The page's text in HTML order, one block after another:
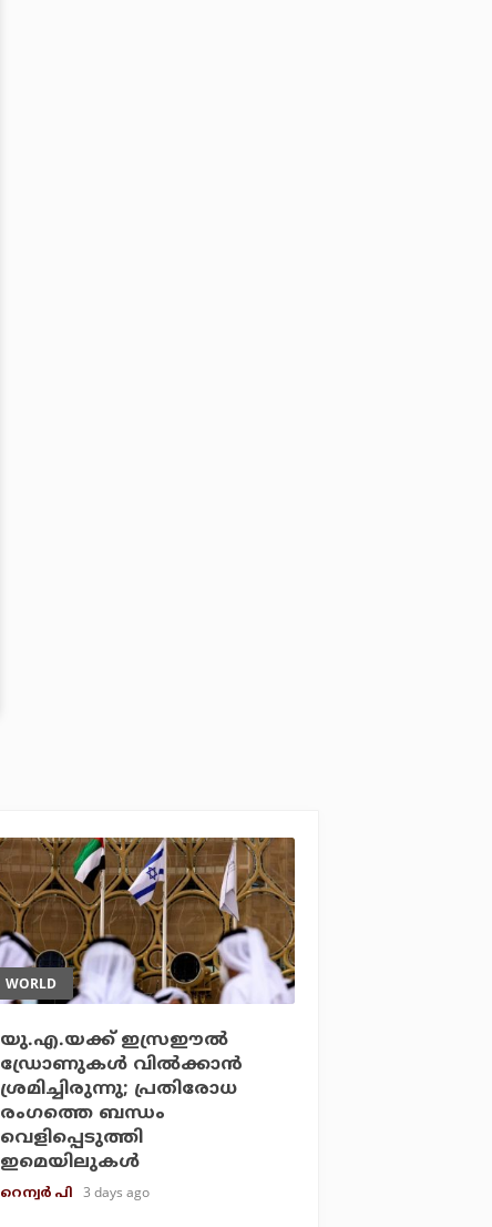
WORLD
യു.എ.യക്ക് ഇസ്രഈല്‍
ഡ്രോണുകള്‍ വില്‍ക്കാന്‍
ശ്രമിച്ചിരുന്നു; പ്രതിരോധ
രംഗത്തെ ബന്ധം
വെളിപ്പെടുത്തി
ഇമെയിലുകള്‍
റെന്വര്‍ പി 3 days ago